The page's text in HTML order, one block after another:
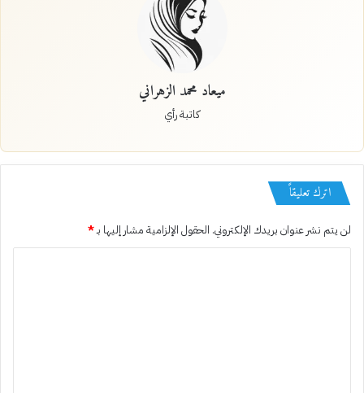
ميعاد محمد الزهراني
كاتبة رأي
اترك تعليقاً
لن يتم نشر عنوان بريدك الإلكتروني. الحقول الإلزامية مشار إليها بـ*